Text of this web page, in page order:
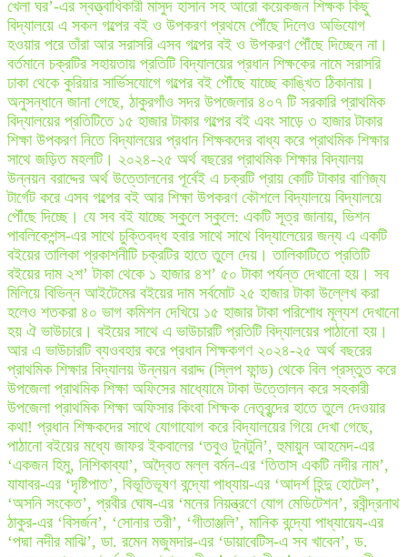
খেলা ঘর’-এর স্বত্ত্বাধিকারী মাসুদ হাসান সহ আরো কয়েকজন শিক্ষক কিছু
বিদ্যালয়ে এ সকল গল্পের বই ও উপকরণ প্রথমে পৌঁছে দিলেও অভিযোগ
হওয়ার পরে তাঁরা আর সরাসরি এসব গল্পের বই ও উপকরণ পৌঁছে দিচ্ছেন না।
বর্তমানে চক্রটির সহায়তায় প্রতিটি বিদ্যালয়ের প্রধান শিক্ষকের নামে সরাসরি
ঢাকা থেকে কুরিয়ার সার্ভিসযোগে গল্পের বই পৌঁছে যাচ্ছে কাঙ্খিত ঠিকানায়।
অনুসন্ধানে জানা গেছে, ঠাকুরগাঁও সদর উপজেলার ৪০৭ টি সরকারি প্রাথমিক
বিদ্যালয়ের প্রতিটিতে ১৫ হাজার টাকার গল্পের বই এবং সাড়ে ৩ হাজার টাকার
শিক্ষা উপকরণ নিতে বিদ্যালয়ের প্রধান শিক্ষকদের বাধ্য করে প্রাথমিক শিক্ষার
সাথে জড়িত মহলটি। ২০২৪-২৫ অর্থ বছরের প্রাথমিক শিক্ষার বিদ্যালয়
উন্নয়ন বরাদ্দের অর্থ উত্তোলনের পূর্বেই এ চক্রটি প্রায় কোটি টাকার বাণিজ্য
টার্গেট করে এসব গল্পের বই আর শিক্ষা উপকরণ কৌশলে বিদ্যালয়ে বিদ্যালয়ে
পৌঁছে দিচ্ছে। যে সব বই যাচ্ছে স্কুলে স্কুলে: একটি সূত্র জানায়, ভিশন
পাবলিকেশন্স-এর সাথে চুক্তিবদ্ধ হবার সাথে সাথে বিদ্যালেয়ের জন্য এ একটি
বইয়ের তালিকা প্রকাশনীটি চক্রটির হাতে তুলে দেয়। তালিকাটিতে প্রতিটি
বইয়ের দাম ২শ’ টাকা থেকে ১ হাজার ৪শ’ ৫০ টাকা পর্যন্ত দেখানো হয়। সব
মিলিয়ে বিভিন্ন আইটেমের বইয়ের দাম সর্বমোট ২৫ হাজার টাকা উল্লেখ করা
হলেও শতকরা ৪০ ভাগ কমিশন দেখিয়ে ১৫ হাজার টাকা পরিশোধ মূল্যশ দেখানো
হয় ঐ ভাউচারে। বইয়ের সাথে এ ভাউচারটি প্রতিটি বিদ্যালয়ের পাঠানো হয়।
আর এ ভাউচারটি ব্যওবহার করে প্রধান শিক্ষকগণ ২০২৪-২৫ অর্থ বছরের
প্রাথমিক শিক্ষার বিদ্যালয় উন্নয়ন বরাদ্দ (স্লিপ ফান্ড) থেকে বিল প্রস্তুত করে
উপজেলা প্রাথমিক শিক্ষা অফিসের মাধ্যোমে টাকা উত্তোলন করে সহকারী
উপজেলা প্রাথমিক শিক্ষা অফিসার কিংবা শিক্ষক নেতৃবৃন্দের হাতে তুলে দেওয়ার
কথা! প্রধান শিক্ষকদের সাথে যোগাযোগ করে বিদ্যালয়ের গিয়ে দেখা গেছে,
পাঠানো বইয়ের মধ্যে জাফর ইকবালের ‘তবুও টুনটুনি’, হুমায়ুন আহমেদ-এর
‘একজন হিমু, নিশিকাব্যা’, অদ্বৈত মল্ল বর্মন-এর ‘তিতাস একটি নদীর নাম’,
যাযাবর-এর ‘দৃষ্টিপাত’, বিভূতিভূষণ বন্দ্যো পাধ্যায়-এর ‘আদর্শ হিন্দু হোটেল’,
‘অসনি সংকেত’, প্রবীর ঘোষ-এর ‘মনের নিয়ন্ত্রণে যোগ মেডিটেশন’, রবীন্দ্রনাথ
ঠাকুর-এর ‘বিসর্জন’, ‘সোনার তরী’, ‘গীতাঞ্জলি’, মানিক বন্দ্যো পাধ্যায়েয-এর
‘পদ্মা নদীর মাঝি’, ডা. রমেন মজুমদার-এর ‘ডায়াবেটিস-এ সব খাবেন’, ড.